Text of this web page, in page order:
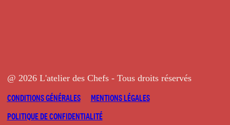
@ 2026 L'atelier des Chefs - Tous droits réservés
CONDITIONS GÉNÉRALES
MENTIONS LÉGALES
POLITIQUE DE CONFIDENTIALITÉ